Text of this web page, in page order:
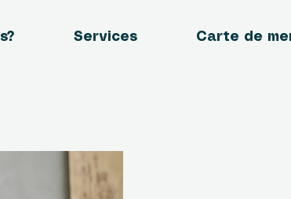
Services Carte de